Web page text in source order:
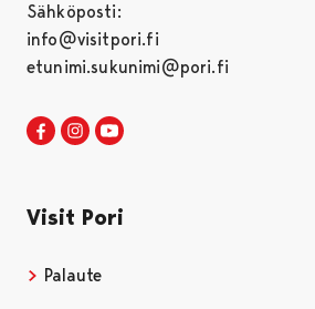
Sähköposti:
info@visitpori.fi
etunimi.sukunimi@pori.fi
Visit Pori Facebookissa
Avautuu uudessa välilehdessä
Visit Pori Instagrammissa
Avautuu uudessa välilehdessä
Visit Pori
Palaute